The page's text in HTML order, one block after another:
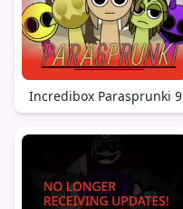
Incredibox Parasprunki 9